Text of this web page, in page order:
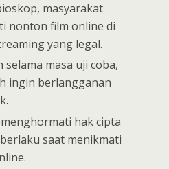
masyarakat
nonton film online di
yang legal.
masa uji coba,
ingin berlangganan
hak cipta
saat menikmati